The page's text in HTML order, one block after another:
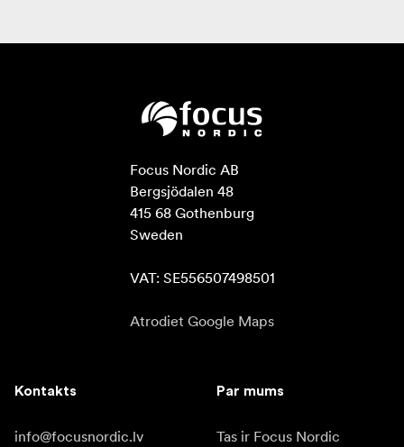
Focus Nordic AB
Bergsjödalen 48
415 68 Gothenburg
Sweden
VAT: SE556507498501
Atrodiet Google Maps
Kontakts
info@focusnordic.lv
Par mums
Tas ir Focus Nordic